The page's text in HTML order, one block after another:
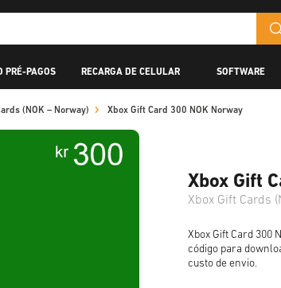
PRÉ-PAGOS RECARGA DE CELULAR SOFTWARE
(NOK – Norway) Xbox Gift Card 300 NOK Norway
Xbox Gift
Xbox Gift Cards
Xbox Gift Card 300
código para
custo de envio.